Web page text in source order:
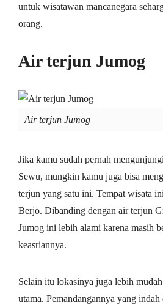
untuk wisatawan mancanegara
orang.
Air terjun Jumog
Air terjun Jumog
Jika kamu sudah pernah
Sewu, mungkin kamu juga bisa
terjun yang satu ini. Tempat wisata
Berjo. Dibanding dengan air terjun
Jumog ini lebih alami karena masih
keasriannya.
Selain itu lokasinya juga lebih
utama. Pemandangannya yang indah